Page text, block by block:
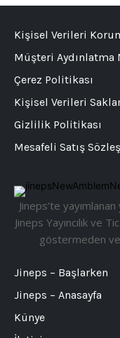
Jineps’te
Jineps Yayıncılık ve
göstermeden ve
Jineps – Başlarken
Jineps – Anasayfa
Künye
Kişisel Verileri
Müşteri Aydınlatma
Çerez Politikası
Kişisel Verileri
Gizlilik Politikası
Mesafeli Satış